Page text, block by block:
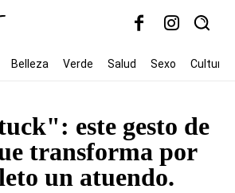
Belleza Verde Salud Sexo Cultura
este gesto de
transforma por
un atuendo.